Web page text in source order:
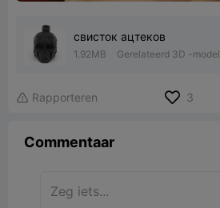
свисток ацтеков
1.92MB Gerelateerd 3D -model
 Rapporteren 3
Commentaar